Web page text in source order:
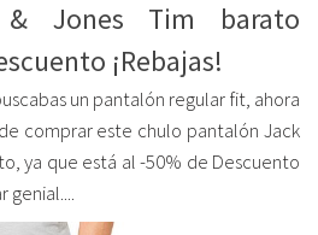
& Jones Tim barato
¡Rebajas!
un pantalón regular fit, ahora
comprar este chulo pantalón Jack
ya que está al -50% de Descuento
genial....